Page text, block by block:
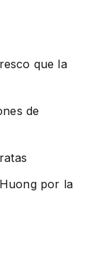
que la
de
por la